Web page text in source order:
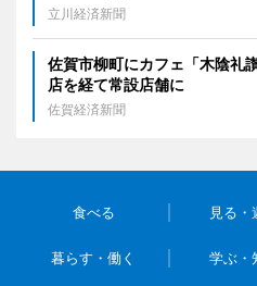
立川経済新聞
佐賀市柳町にカフェ「木陰
店を経て常設店舗に
佐賀経済新聞
食べる 見る・
暮らす・働く 学ぶ・